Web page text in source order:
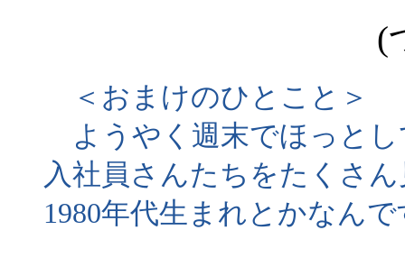
(
＜おまけのひとこと＞
ようやく週末でほっとし
入社員さんたちをたくさ
1980年代生まれとかなん